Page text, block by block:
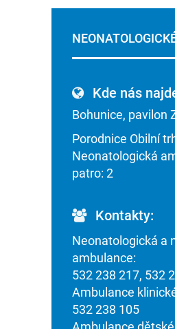
Kde nás
Bohunice, pavilon
Porodnice Obilní
Neonatologická
patro: 2
Kontakty:
Neonatologická a
ambulance:
532 238 217, 532
Ambulance
532 238 105